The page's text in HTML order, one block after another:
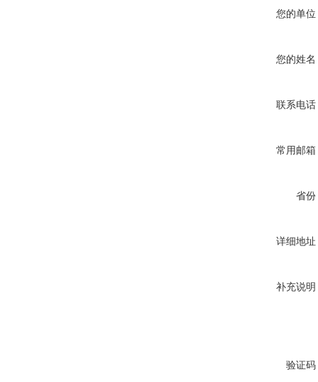
您的单位
您的姓名
联系电话
常用邮箱
省份
详细地址
补充说明
验证码